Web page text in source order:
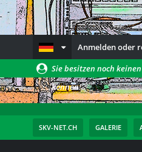
Anmelden oder
Sie besitzen noch
können!
SKV-NET.CH GALERIE